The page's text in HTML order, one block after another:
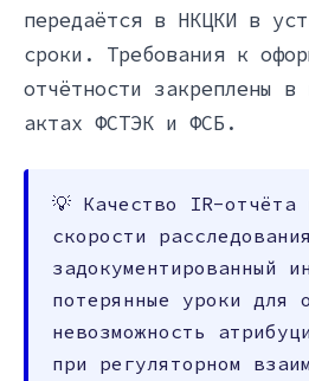
передаётся в НКЦКИ в
сроки. Требования к
отчётности закреплены в
актах ФСТЭК и ФСБ.
💡 Качество IR-отчёта
скорости
задокументированный
потерянные уроки для
невозможность
при регуляторном